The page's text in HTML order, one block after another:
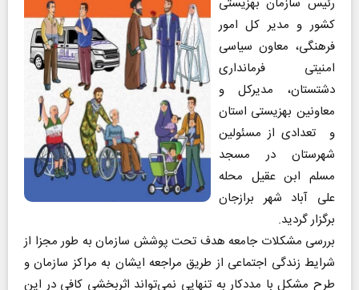
کشور و مدیر کل امور
فرهنگی، معاون سیاسی
امنیتی فرمانداری
دشتستان، مدیرکل و
معاونین بهزیستی استان
و تعدادی از مسئولین
شهرستان در مسجد
مسلم ابن عقیل محله
علی آباد شهر برازجان
برگزار گردید.
بررسی مشکلات جامعه هدف تحت پوشش سازمان به طور مجزا از
شرایط زندگی اجتماعی از طریق مراجعه ایشان به مراکز سازمان و
طرح مشکل با مددکار به تنهایی نمی‌تواند اثربخشی کافی در این